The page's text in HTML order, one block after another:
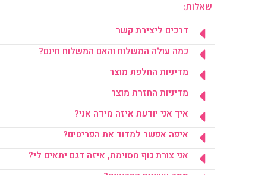
שאלות:
דרכים ליצירת קשר
כמה עולה המשלוח והאם המשלוח חינם?
מדיניות החלפת מוצר
מדיניות החזרת מוצר
איך אני יודעת איזה מידה אני?
איפה אפשר למדוד את הפריטים?
אני צורת גוף מסוימת, איזה דגם יתאים לי?